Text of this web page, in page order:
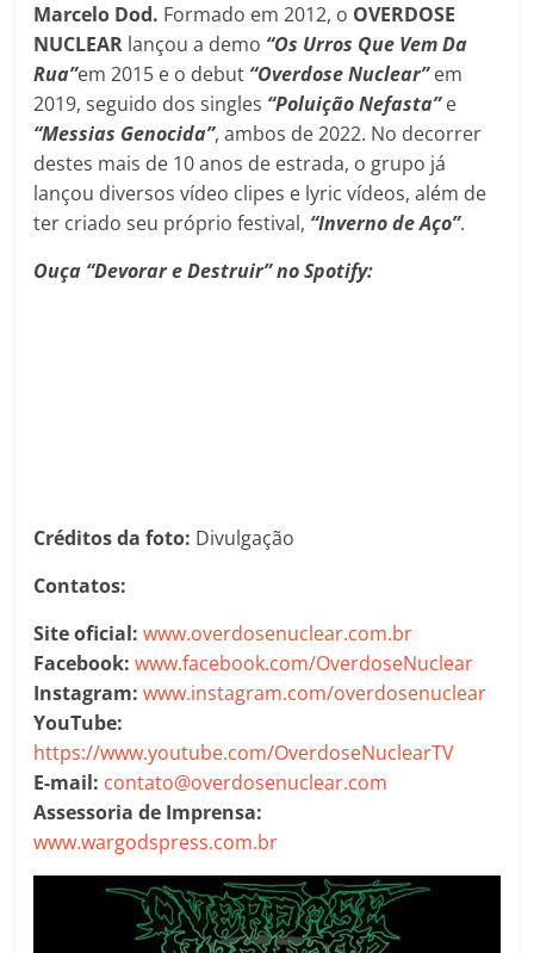
Marcelo Dod. Formado em 2012, o OVERDOSE
NUCLEAR lançou a demo “Os Urros Que Vem Da
Rua”em 2015 e o debut “Overdose Nuclear”em
2019, seguido dos singles “Poluição Nefasta”e
“Messias Genocida”, ambos de 2022. No decorrer
destes mais de 10 anos de estrada, o grupo já
lançou diversos vídeo clipes e lyric vídeos, além de
ter criado seu próprio festival, “Inverno de Aço”.
Ouça “Devorar e Destruir” no Spotify:
Créditos da foto: Divulgação
Contatos:
Site oficial:www.overdosenuclear.com.br
Facebook:www.facebook.com/OverdoseNuclear
Instagram:www.instagram.com/overdosenuclear
YouTube:
https://www.youtube.com/OverdoseNuclearTV
E-mail: contato@overdosenuclear.com
Assessoria de Imprensa:
www.wargodspress.com.br